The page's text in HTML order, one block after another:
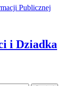
Publicznej
i Dziadka